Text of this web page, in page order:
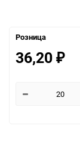
Розница
36,20 ₽